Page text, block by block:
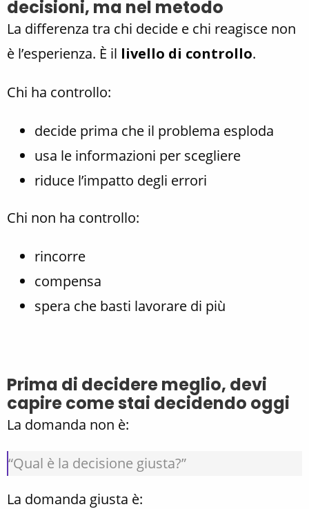
decisioni, ma nel metodo
La differenza tra chi decide e chi reagisce non
è l’esperienza. È il livello di controllo.
Chi ha controllo:
decide prima che il problema esploda
usa le informazioni per scegliere
riduce l’impatto degli errori
Chi non ha controllo:
rincorre
compensa
spera che basti lavorare di più
Prima di decidere meglio, devi
capire come stai decidendo oggi
La domanda non è:
“Qual è la decisione giusta?”
La domanda giusta è: